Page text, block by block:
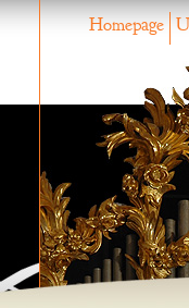
Homepage